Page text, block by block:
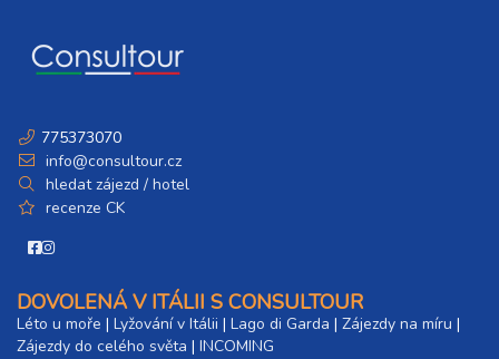
775373070
info@consultour.cz
hledat zájezd / hotel
recenze CK
DOVOLENÁ V ITÁLII S CONSULTOUR
Léto u moře | Lyžování v Itálii | Lago di Garda | Zájezdy na míru |
Zájezdy do celého světa | INCOMING